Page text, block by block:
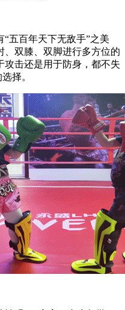
五百年天下无敌手”之美
、双膝、双脚进行多方位的
攻击还是用于防身，都不失
择。